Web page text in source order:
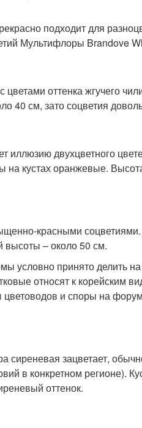
подходит для
Мультифлоры Brandove
цветами оттенка жгучего
40 см, зато соцветия
иллюзию двухцветного
на кустах оранжевые.
красными
высоты – около 50 см.
условно принято делить
относят к корейским
и споры на
сиреневая зацветает,
в конкретном регионе).
оттенок.